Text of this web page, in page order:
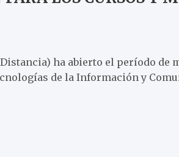
ha abierto el período de
de la Información y